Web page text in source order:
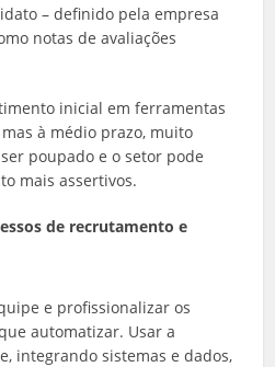
– definido pela empresa
notas de avaliações
inicial em ferramentas
mas à médio prazo, muito
poupado e o setor pode
mais assertivos.
de recrutamento e
e profissionalizar os
automatizar. Usar a
integrando sistemas e dados,